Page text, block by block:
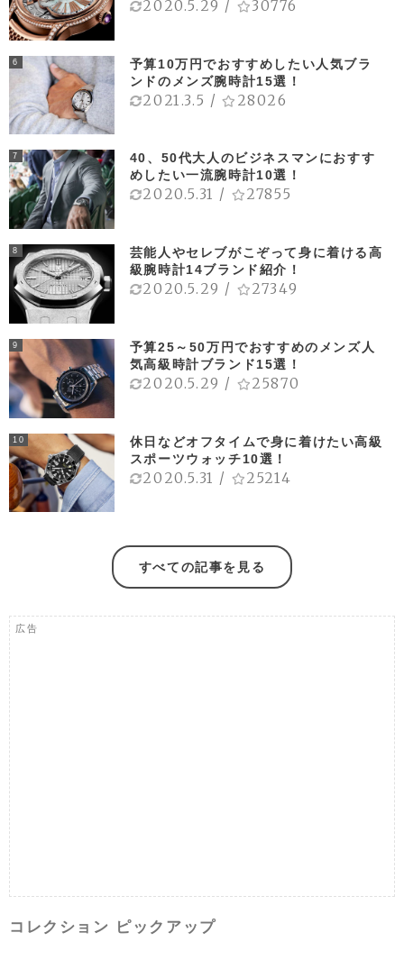
2020.5.29 / 30776
6
予算10万円でおすすめしたい人気ブラ
ンドのメンズ腕時計15選！
2021.3.5 / 28026
7
40、50代大人のビジネスマンにおすす
めしたい一流腕時計10選！
2020.5.31 / 27855
8
芸能人やセレブがこぞって身に着ける高
級腕時計14ブランド紹介！
2020.5.29 / 27349
9
予算25～50万円でおすすめのメンズ人
気高級時計ブランド15選！
2020.5.29 / 25870
10
休日などオフタイムで身に着けたい高級
スポーツウォッチ10選！
2020.5.31 / 25214
すべての記事を見る
広告
コレクション ピックアップ